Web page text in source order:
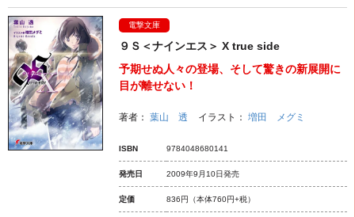
電撃文庫
９Ｓ＜ナインエス＞ X true side
予期せぬ人々の登場、そして驚きの新展開に
目が離せない！
著者： 葉山 透 イラスト： 増田 メグミ
ISBN 9784048680141
発売日 2009年9月10日発売
定価 836円 （本体760円+税）